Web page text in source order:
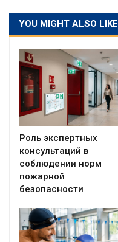
YOU MIGHT ALSO LIKE
Роль экспертных
консультаций в
соблюдении норм
пожарной
безопасности